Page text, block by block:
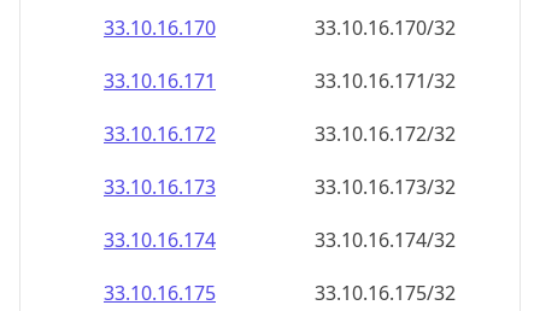
33.10.16.179
33.10.16.179/32
33.10.16.180
33.10.16.180/32
33.10.16.181
33.10.16.181/32
33.10.16.182
33.10.16.182/32
33.10.16.183
33.10.16.183/32
33.10.16.184
33.10.16.184/32